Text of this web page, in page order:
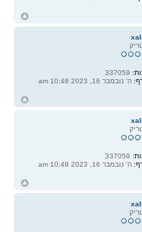
ה' נובמבר 16, 2023 10:48 am
337059
ה' נובמבר 16, 2023 10:48 am